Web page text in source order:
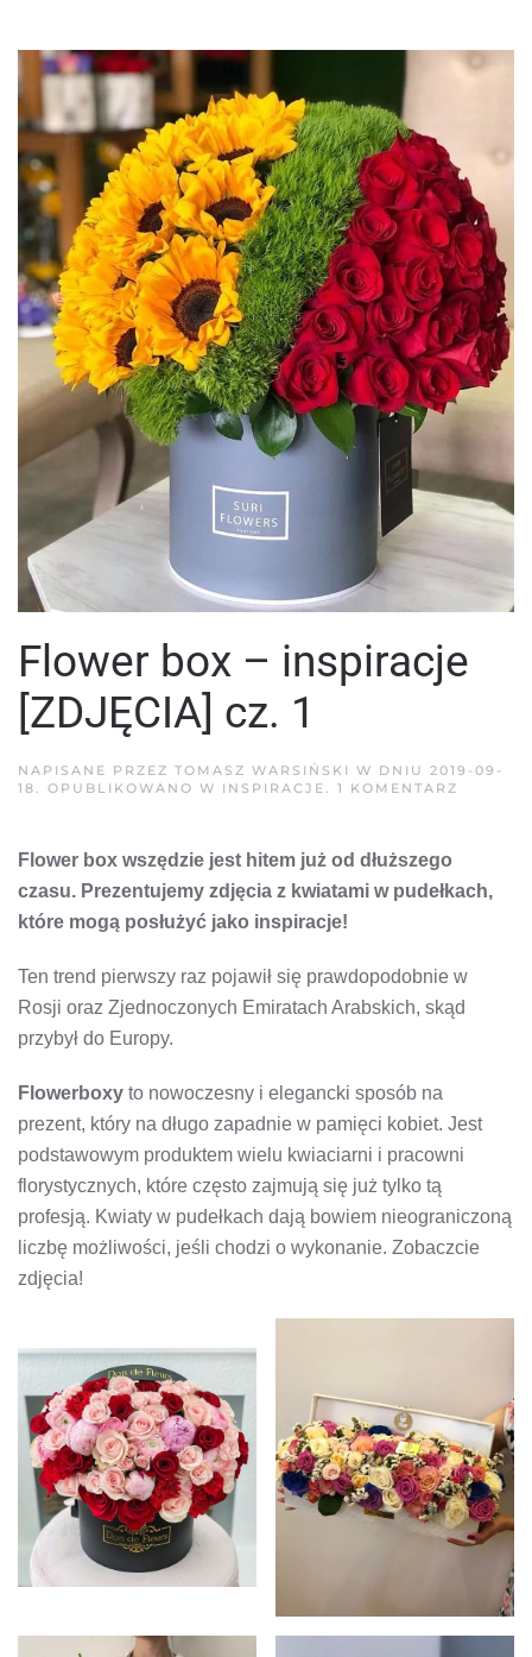
Flower box – inspiracje
[ZDJĘCIA] cz. 1
NAPISANE PRZEZ TOMASZ WARSIŃSKI W DNIU 2019-09-
18
. OPUBLIKOWANO W INSPIRACJE 1 KOMENTARZ
CZ.
Flower box wszędzie jest hitem już od dłuższego
czasu. Prezentujemy zdjęcia z kwiatami w pudełkach,
które mogą posłużyć jako inspiracje!
Ten trend pierwszy raz pojawił się prawdopodobnie w
Rosji oraz Zjednoczonych Emiratach Arabskich, skąd
przybył do Europy.
Flowerboxy to nowoczesny i elegancki sposób na
prezent, który na długo zapadnie w pamięci kobiet. Jest
podstawowym produktem wielu kwiaciarni i pracowni
florystycznych, które często zajmują się już tylko tą
profesją. Kwiaty w pudełkach dają bowiem nieograniczoną
liczbę możliwości, jeśli chodzi o wykonanie. Zobaczcie
zdjęcia!